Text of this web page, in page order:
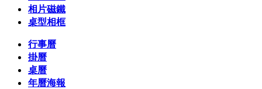
相片磁鐵
桌型相框
行事曆
掛曆
桌曆
年曆海報